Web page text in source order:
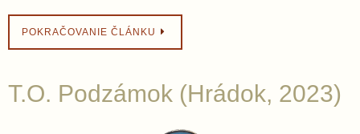
POKRAČOVANIE ČLÁNKU
T.O. Podzámok (Hrádok, 2023)